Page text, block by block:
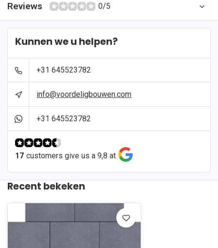
Reviews 0/5
Kunnen we u helpen?
+31 645523782
info@voordeligbouwen.com
+31 645523782
17 customers give us a 9,8 at
Recent bekeken